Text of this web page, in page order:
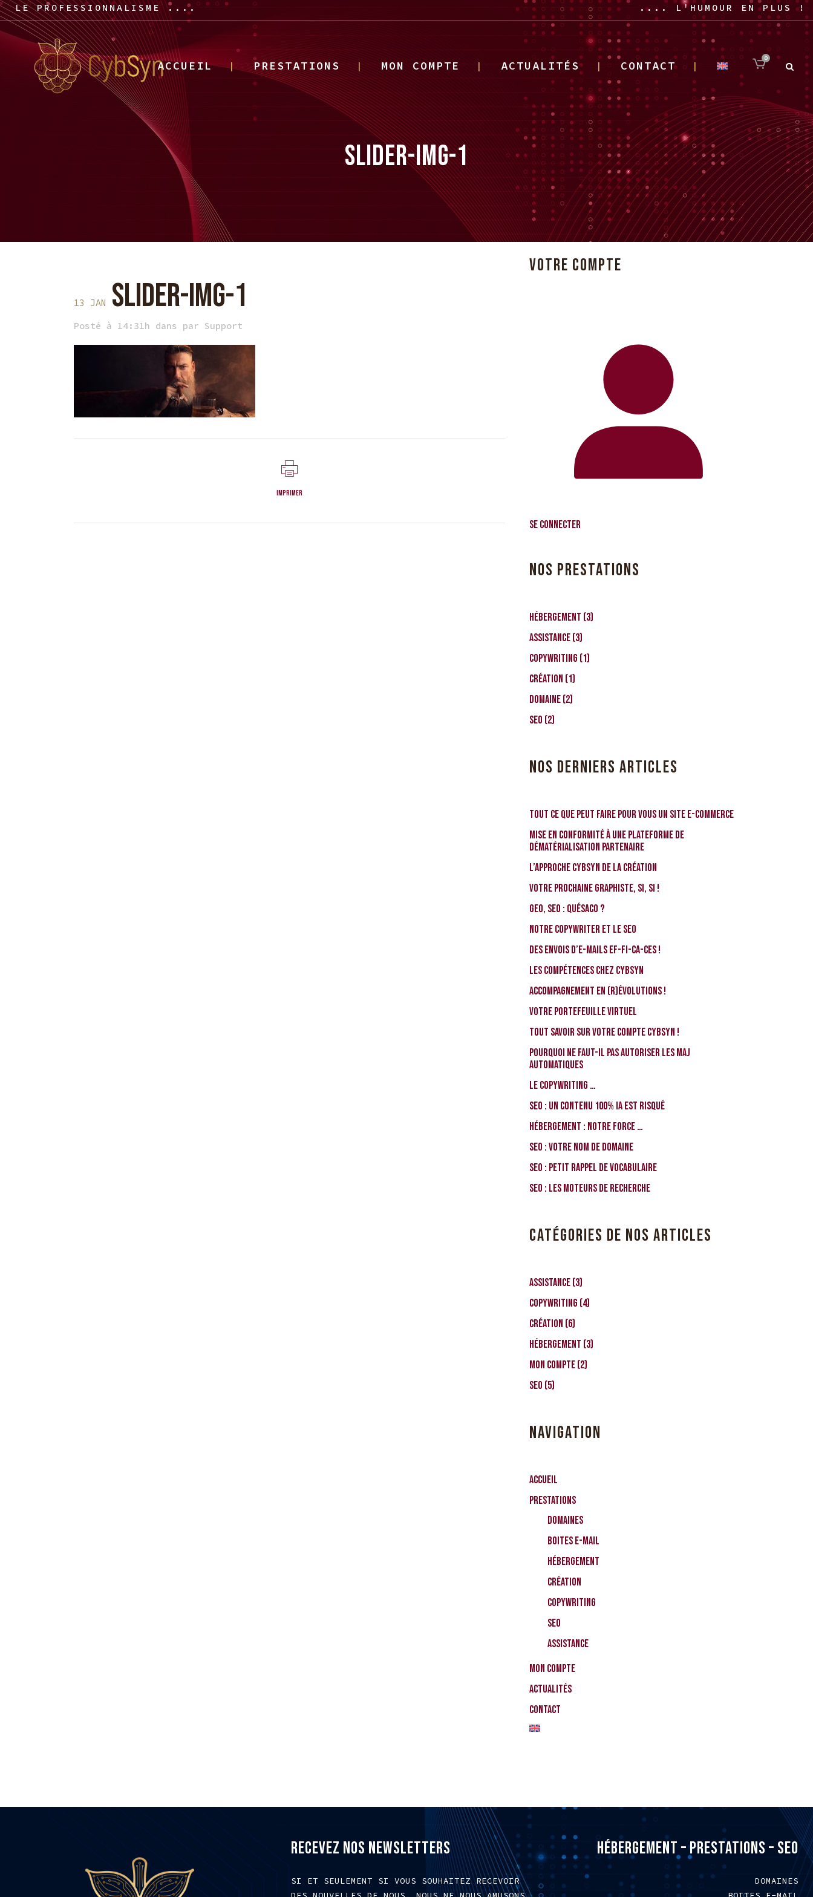
LE PROFESSIONNALISME .... .... L'HUMOUR EN PLUS !
0
ACCUEIL PRESTATIONS MON COMPTE ACTUALITÉS CONTACT
SLIDER-IMG-1
13 JAN SLIDER-IMG-1
Posté à 14:31h dans par Support
Imprimer
VOTRE COMPTE
Se connecter
NOS PRESTATIONS
Hébergement 33
Assistance 33
CopyWriting 11
Création 11
Domaine 22
SEO 22
NOS DERNIERS ARTICLES
TOUT ce que PEUT faire pour vous un site e-commerce
Mise en conformité à une Plateforme de
Dématérialisation Partenaire
L’approche CybSyn de la Création
Votre prochaine graphiste, si, si !
GEO, SEO : Quésaco ?
Notre Copywriter et le SEO
Des envois d’e-mails EF-FI-CA-CES !
Les compétences chez CybSyn
Accompagnement en (r)évolutions !
Votre portefeuille virtuel
Tout savoir sur votre compte CybSyn !
Pourquoi ne faut-il pas autoriser les MAJ
automatiques
Le Copywriting …
SEO : Un contenu 100% IA est risqué
Hébergement : notre force …
SEO : votre nom de domaine
SEO : petit rappel de vocabulaire
SEO : les moteurs de recherche
CATÉGORIES DE NOS ARTICLES
Assistance(3)
Copywriting (4)
Création (6)
Hébergement (3)
Mon compte(2)
SEO (5)
NAVIGATION
Accueil
Prestations
Domaines
Boites e-mail
Hébergement
Création
CopyWriting
SEO
Assistance
Mon compte
Actualités
Contact
RECEVEZ NOS NEWSLETTERS
SI ET SEULEMENT SI VOUS SOUHAITEZ RECEVOIR
HÉBERGEMENT – PRESTATIONS – SEO
DOMAINES